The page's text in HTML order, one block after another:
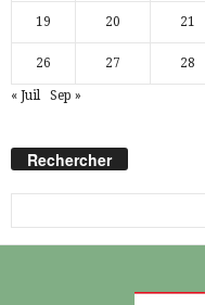
19 20 21
26 27 28
« Juil Sep »
Rechercher